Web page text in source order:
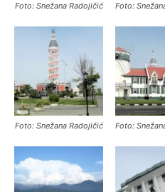
Foto: Snežana Radojičić Foto:
Foto: Snežana Radojičić Foto: